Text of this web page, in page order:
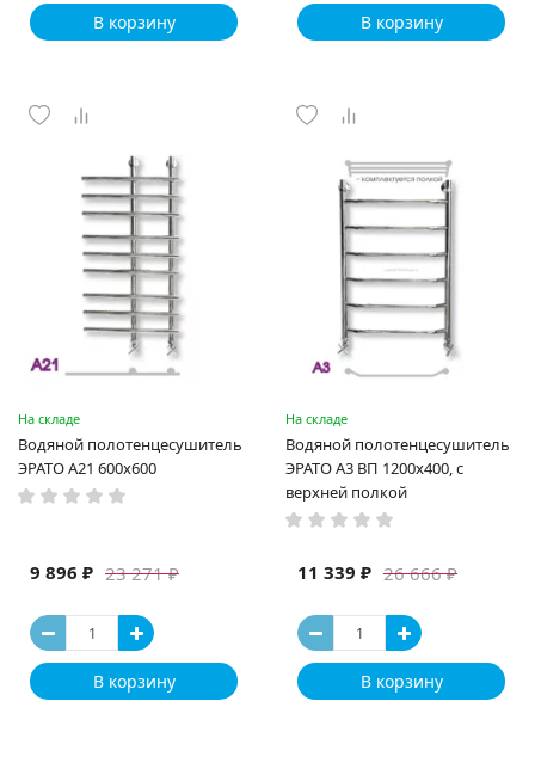
В корзину В корзину
На складе
Водяной полотенцесушитель
ЭРАТО А21 600x600
23 271 ₽
9 896 ₽
В корзину
На складе
Водяной полотенцесушитель
ЭРАТО А3 ВП 1200x400, с
верхней полкой
26 666 ₽
11 339 ₽
В корзину